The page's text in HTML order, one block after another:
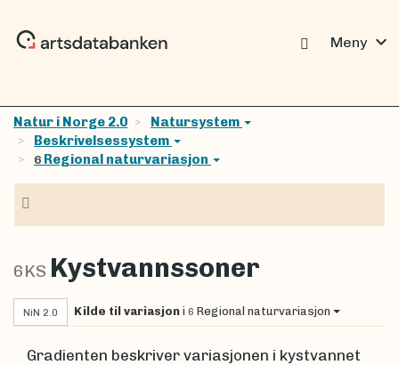
Meny expand_more
Natur i Norge 2.0
Natursystem
Beskrivelsessystem
6 Regional naturvariasjon
6KS Kystvannssoner
NiN 2.0 Kilde til variasjon i 6 Regional naturvariasjon
Gradienten beskriver variasjonen i kystvannet